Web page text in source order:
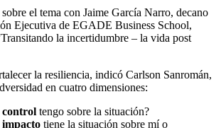
el tema con Jaime García Narro, decano
Ejecutiva de EGADE Business School,
Transitando la incertidumbre – la vida post
la resiliencia, indicó Carlson Sanromán,
en cuatro dimensiones:
control tengo sobre la situación?
impacto tiene la situación sobre mí o